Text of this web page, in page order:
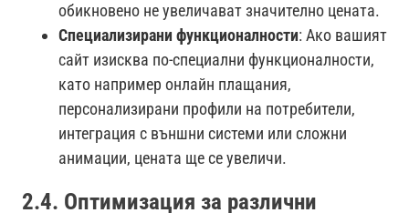
обикновено не увеличават значително цената.
Специализирани функционалности: Ако вашият
сайт изисква по-специални функционалности,
като например онлайн плащания,
персонализирани профили на потребители,
интеграция с външни системи или сложни
анимации, цената ще се увеличи.
2.4. Оптимизация за различни